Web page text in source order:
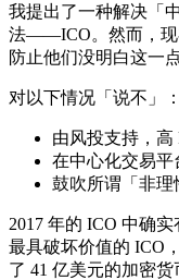
我提出了一种解决「
法——ICO。然而，现
防止他们没明白这一
对以下情况「说不」：
由风投支持，高
在中心化交易平
鼓吹所谓「非理
2017 年的 ICO 中确
最具破坏价值的 ICO
了 41 亿美元的加密